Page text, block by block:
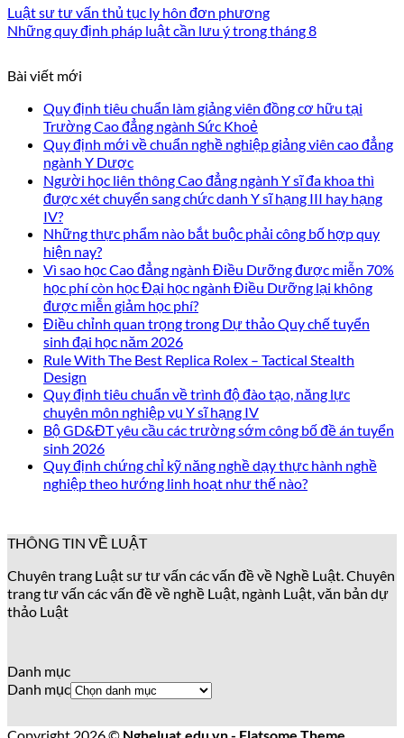
Luật sư tư vấn thủ tục ly hôn đơn phương
Những quy định pháp luật cần lưu ý trong tháng 8
Bài viết mới
Quy định tiêu chuẩn làm giảng viên đồng cơ hữu tại
Trường Cao đẳng ngành Sức Khoẻ
Quy định mới về chuẩn nghề nghiệp giảng viên cao đẳng
ngành Y Dược
Người học liên thông Cao đẳng ngành Y sĩ đa khoa thì
được xét chuyển sang chức danh Y sĩ hạng III hay hạng
IV?
Những thực phẩm nào bắt buộc phải công bố hợp quy
hiện nay?
Vì sao học Cao đẳng ngành Điều Dưỡng được miễn 70%
học phí còn học Đại học ngành Điều Dưỡng lại không
được miễn giảm học phí?
Điều chỉnh quan trọng trong Dự thảo Quy chế tuyển
sinh đại học năm 2026
Rule With The Best Replica Rolex – Tactical Stealth
Design
Quy định tiêu chuẩn về trình độ đào tạo, năng lực
chuyên môn nghiệp vụ Y sĩ hạng IV
Bộ GD&ĐT yêu cầu các trường sớm công bố đề án tuyển
sinh 2026
Quy định chứng chỉ kỹ năng nghề dạy thực hành nghề
nghiệp theo hướng linh hoạt như thế nào?
THÔNG TIN VỀ LUẬT
Chuyên trang Luật sư tư vấn các vấn đề về Nghề Luật. Chuyên
trang tư vấn các vấn đề về nghề Luật, ngành Luật, văn bản dự
thảo Luật
Danh mục
Danh mục